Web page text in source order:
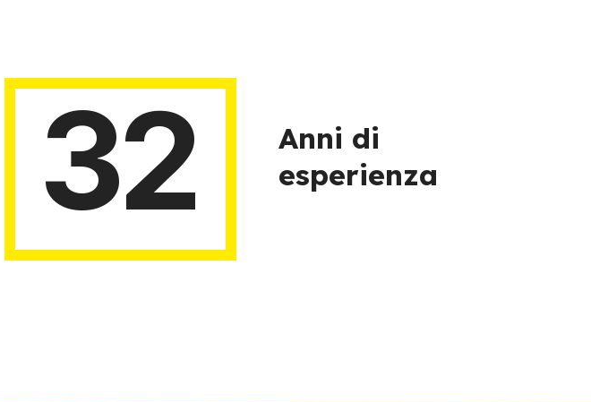
32
Anni di
esperienza